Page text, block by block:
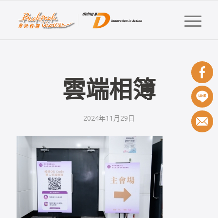
雲端相簿
2024年11月29日